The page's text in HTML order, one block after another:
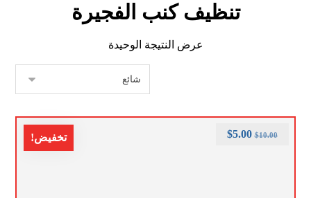
تنظيف كنب الفجيرة
عرض النتيجة الوحيدة
تخفيض! $10.00
$5.00